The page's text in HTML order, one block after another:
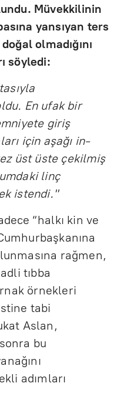
Müvekkilinin
yansıyan ters
olmadığını
söyledi:
En ufak bir
giriş
için aşağı in-
üst üste çekilmiş
linç
istendi."
“halkı kin ve
rağmen,
tıbba
örnekleri
tabi
Aslan,
bu
adımları